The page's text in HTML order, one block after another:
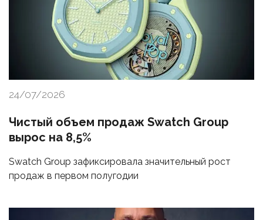
24/07/2026
Чистый объем продаж Swatch Group
вырос на 8,5%
Swatch Group зафиксировала значительный рост
продаж в первом полугодии